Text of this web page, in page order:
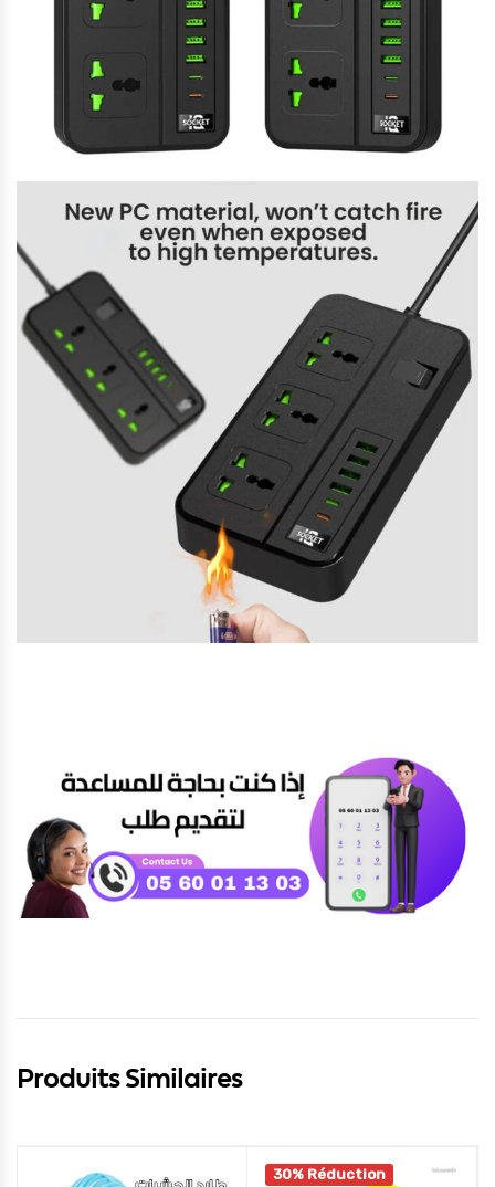
Produits Similaires
30% Réduction